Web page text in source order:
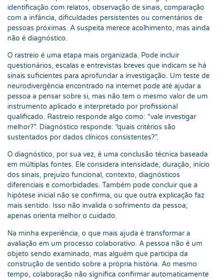
identificação com relatos, observação de sinais, comparação
com a infância, dificuldades persistentes ou comentários de
pessoas próximas. A suspeita merece acolhimento, mas ainda
não é diagnóstico.
O rastreio é uma etapa mais organizada. Pode incluir
questionários, escalas e entrevistas breves que indicam se há
sinais suficientes para aprofundar a investigação. Um teste de
neurodivergência encontrado na internet pode até ajudar a
pessoa a pensar sobre si, mas não tem o mesmo valor de um
instrumento aplicado e interpretado por profissional
qualificado. Rastreio responde algo como: “vale investigar
melhor?”. Diagnóstico responde: “quais critérios são
sustentados por dados clínicos consistentes?”.
O diagnóstico, por sua vez, é uma conclusão técnica baseada
em múltiplas fontes. Ele considera intensidade, duração, início
dos sinais, prejuízo funcional, contexto, diagnósticos
diferenciais e comorbidades. Também pode concluir que a
hipótese inicial não se confirma, ou que outra explicação faz
mais sentido. Isso não invalida o sofrimento da pessoa;
apenas orienta melhor o cuidado.
Na minha experiência, o que mais ajuda é transformar a
avaliação em um processo colaborativo. A pessoa não é um
objeto sendo examinado, mas alguém que participa da
construção de sentido sobre a própria história. Ao mesmo
tempo, colaboração não significa confirmar automaticamente